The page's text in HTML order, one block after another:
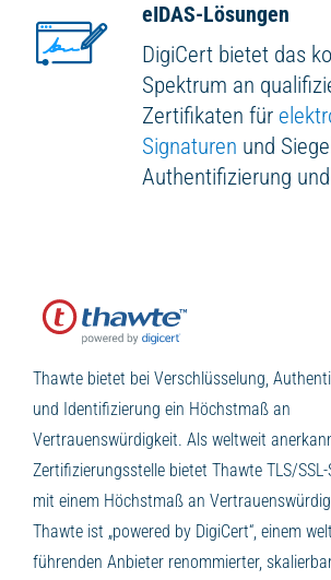
eIDAS-Lösungen
DigiCert bietet das
Spektrum an
Zertifikaten für
Signaturen und
Authentifizierung
Thawte bietet bei Verschlüsselung,
und Identifizierung ein Höchstmaß an
Vertrauenswürdigkeit. Als weltweit
Zertifizierungsstelle bietet Thawte TLS/
mit einem Höchstmaß an
Thawte ist „powered by DigiCert“, einem
führenden Anbieter renommierter,